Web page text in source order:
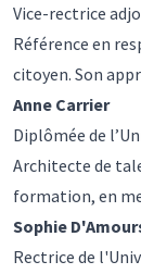
Vice-rectrice
Référence en
citoyen. Son
Anne Carrier
Diplômée de
Architecte de
formation, en
Sophie
Rectrice de